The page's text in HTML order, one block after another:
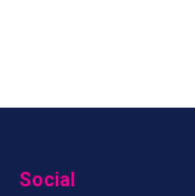
Social